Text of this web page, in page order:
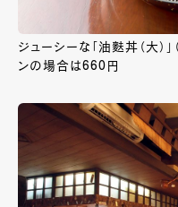
ジューシーな「油麩丼（大）
ンの場合は660円